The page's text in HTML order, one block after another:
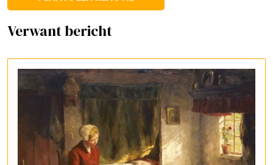
Verwant bericht